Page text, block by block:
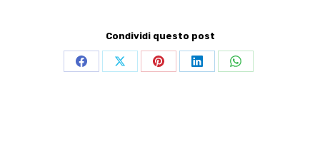
Condividi questo post
Share Share Share Share Share